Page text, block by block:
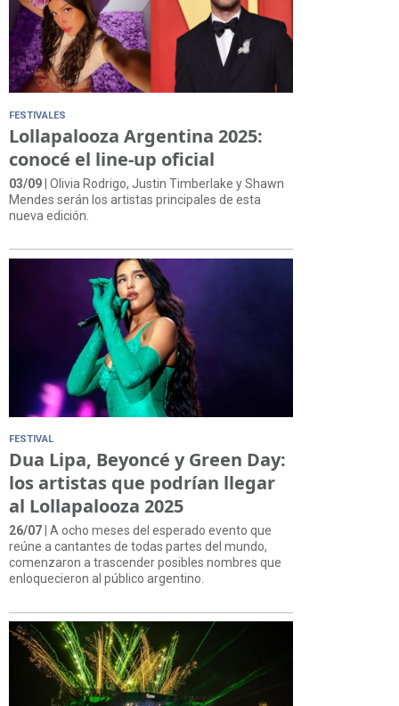
FESTIVALES
Lollapalooza Argentina 2025:
conocé el line-up oficial
03/09| Olivia Rodrigo, Justin Timberlake y Shawn
Mendes serán los artistas principales de esta
nueva edición.
FESTIVAL
Dua Lipa, Beyoncé y Green Day:
los artistas que podrían llegar
al Lollapalooza 2025
26/07 | A ocho meses del esperado evento que
reúne a cantantes de todas partes del mundo,
comenzaron a trascender posibles nombres que
enloquecieron al público argentino.